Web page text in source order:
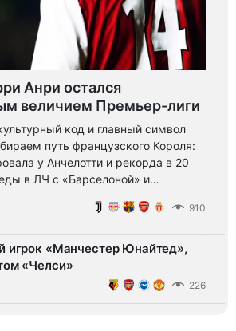
Анри остался
величием Премьер-лиги
код и главный символ
путь французского Короля:
у Анчелотти и рекорда в 20
в ЛЧ с «Барселоной» и
910
игрок «Манчестер Юнайтед»,
«Челси»
226